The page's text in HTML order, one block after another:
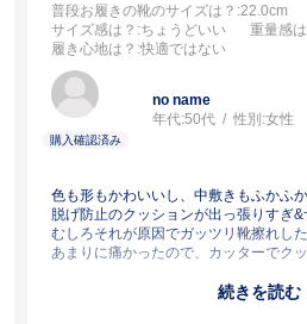
普段お履きの靴のサイズは？ :22.0cm
サイズ感は？ :ちょうどいい 重量感は
履き心地は？ :快適ではない
no name
年代:50代 性別:女性
色も形もかわいいし、中敷きもふかふ
脱げ防止のクッションが出っ張りすぎ&
むしろそれが原因でガッツリ靴擦れした
あまりに痛かったので、カッターでク
のクッションのないタイプがあればよか
続きを読む